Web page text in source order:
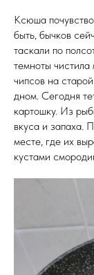
Ксюша
быть, бычков
таскали по
темноты
чипсов на
дном. Сегодня
картошку. Из
вкуса и запаха.
месте, где их
кустами